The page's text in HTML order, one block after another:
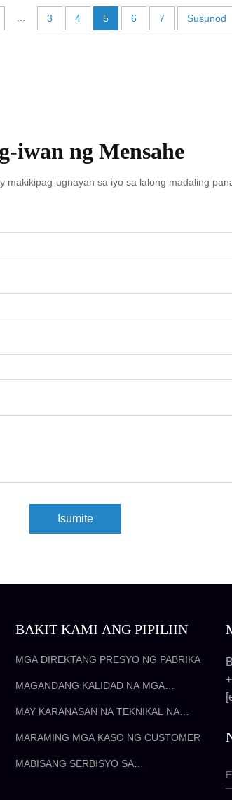
3 4 5 6 7 Susunod
iwan ng Mensahe
makikipag-ugnayan sa iyo sa lalong madaling
Isumite
BAKIT KAMI ANG PIPILIIN
MGA DIREKTANG PRESYO NG PABRIKA
MAGANDANG KALIDAD NA MGA
MAY KARANASAN NA TEKNIKAL NA
MARAMING MGA KASO NG CUSTOMER
MABISANG SERBISYO SA